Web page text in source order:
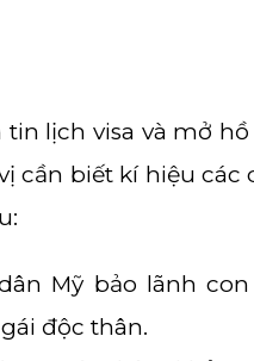
tin lịch visa và mở
cần biết kí hiệu các
Mỹ bảo lãnh
độc thân.